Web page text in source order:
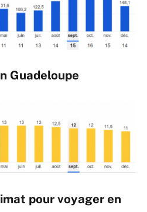
Guadeloupe
pour voyager en